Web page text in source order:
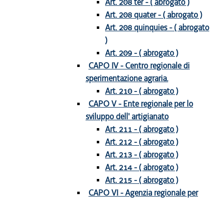
Art. 208 ter - ( abrogato )
Art. 208 quater - ( abrogato )
Art. 208 quinquies - ( abrogato
)
Art. 209 - ( abrogato )
CAPO IV - Centro regionale di
sperimentazione agraria.
Art. 210 - ( abrogato )
CAPO V - Ente regionale per lo
sviluppo dell' artigianato
Art. 211 - ( abrogato )
Art. 212 - ( abrogato )
Art. 213 - ( abrogato )
Art. 214 - ( abrogato )
Art. 215 - ( abrogato )
CAPO VI - Agenzia regionale per